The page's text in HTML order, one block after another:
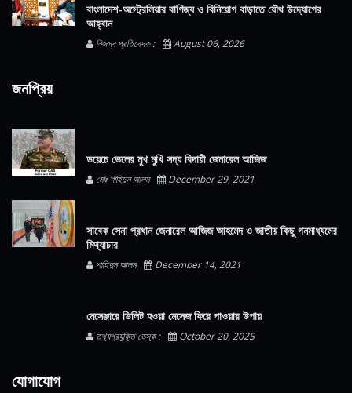
বাংলাদেশ-অস্ট্রেলিয়ার বাণিজ্য ও বিনিয়োগ বাড়াতে যৌথ উদ্যোগের
আহ্বান
নিজস্ব প্রতিবেদক : August 06, 2026
জনপ্রিয়
ডয়েচে ভেলের মুখ মুখি সদ্য বিদায়ী জেনারেল আজিজ
মোঃ শাহিদুন আলম December 29, 2021
সাবেক সেনা প্রধান জেনারেল আজিজ আহমেদ ও জাতীয় কিছু গনমাধ্যমের
মিথ্যাচার
শাহিদুন আলম December 14, 2021
মেসেঞ্জারে ডিলিট হওয়া মেসেজ ফিরে পাওয়ার উপায়
তথ্যপ্রযুক্তি ডেস্ক : October 20, 2025
যোগাযোগ